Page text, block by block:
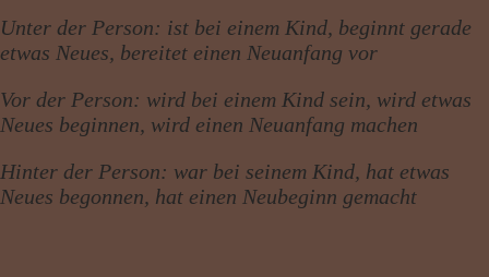
Unter der Person: ist bei einem Kind, beginnt gerade
etwas Neues, bereitet einen Neuanfang vor
Vor der Person: wird bei einem Kind sein, wird etwas
Neues beginnen, wird einen Neuanfang machen
Hinter der Person: war bei seinem Kind, hat etwas
Neues begonnen, hat einen Neubeginn gemacht